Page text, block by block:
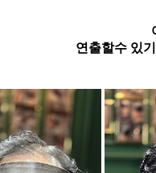
연출할수 있